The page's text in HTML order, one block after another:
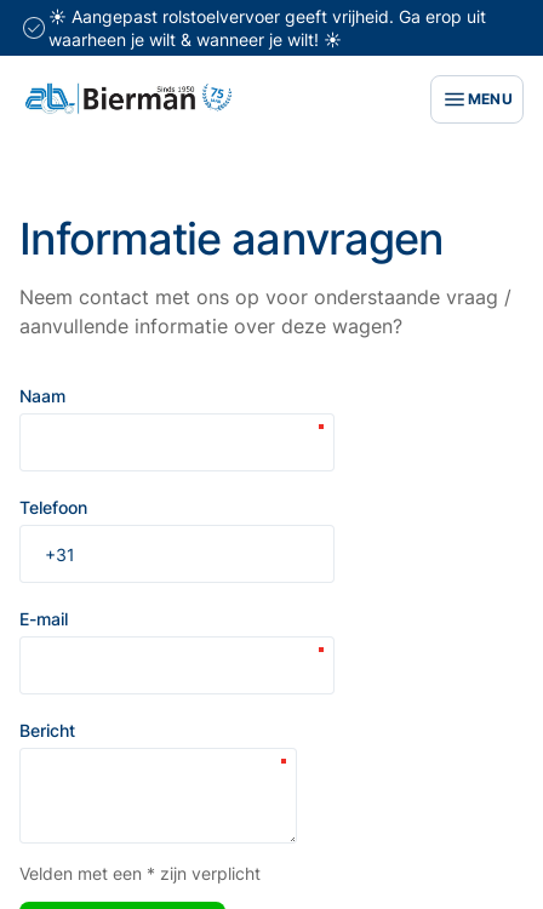
☀️ Aangepast rolstoelvervoer geeft vrijheid. Ga erop uit
waarheen je wilt & wanneer je wilt! ☀️
MENU
Informatie aanvragen
Neem contact met ons op voor onderstaande vraag /
aanvullende informatie over deze wagen?
Naam
Telefoon
E-mail
Bericht
Velden met een * zijn verplicht